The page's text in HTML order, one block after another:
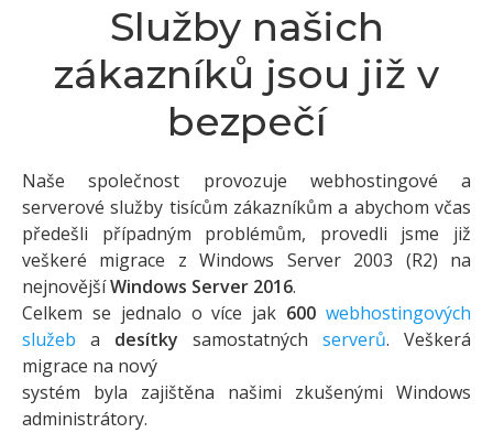
Služby našich
zákazníků jsou již v
bezpečí
Naše společnost provozuje webhostingové a
serverové služby tisícům zákazníkům a abychom včas
předešli případným problémům, provedli jsme již
veškeré migrace z Windows Server 2003 (R2) na
nejnovějšíWindows Server 2016.
Celkem se jednalo o více jak 600 webhostingových
služeb a desítky samostatných serverů. Veškerá
migrace na nový
systém byla zajištěna našimi zkušenými Windows
administrátory.